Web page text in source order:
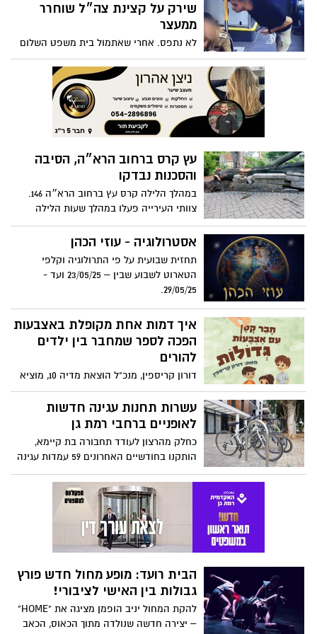
והסכנות נבדקו
צוותי העירייה פעלו במהלך שעות הלילה
אסטרולוגיה - עוזי הכהן
תחזית שבועית על פי התרולוגיה וקלפי
הטארוט לשבוע שבין – 23/05/25 ועד -
29/05/25.
איך דמות אחת מקופלת באצבעות
הפכה לספר שמחבר בין ילדים
להורים
דורון קריספין, מנכ"ל הוצאת מדיה 10, מוציא
– ומזכיר לילדים ולהורים כמה חשוב לדעת
שיש תמיד מישהו שמקשיב ומתווך באהבה
עשרות תחנות עגינה חדשות
לאופניים ברחבי רמת גן
כחלק מהרצון לעודד תחבורה בת קיימא,
הבית רועד: מופע מחול חדש פורץ
גבולות בין האישי לציבורי!
– יצירה חדשה שנולדה מתוך הכאוס, הכאב
טיפיומירי: אין עוד אחת כמוך!
מדור הסטיילינג היומי מסביר לכל אחת ואחד
כמה הם יפים ומיוחדים. תאהבו את עצמכם
ואת הסביבה שלכם!
נותנים להם תקווה: עמותת "אורות
של תקווה" התארחה בתחנת
הכיבוי ברמת גן
מאות משתתפים הגיעו לתחנת הכיבוי ברמת